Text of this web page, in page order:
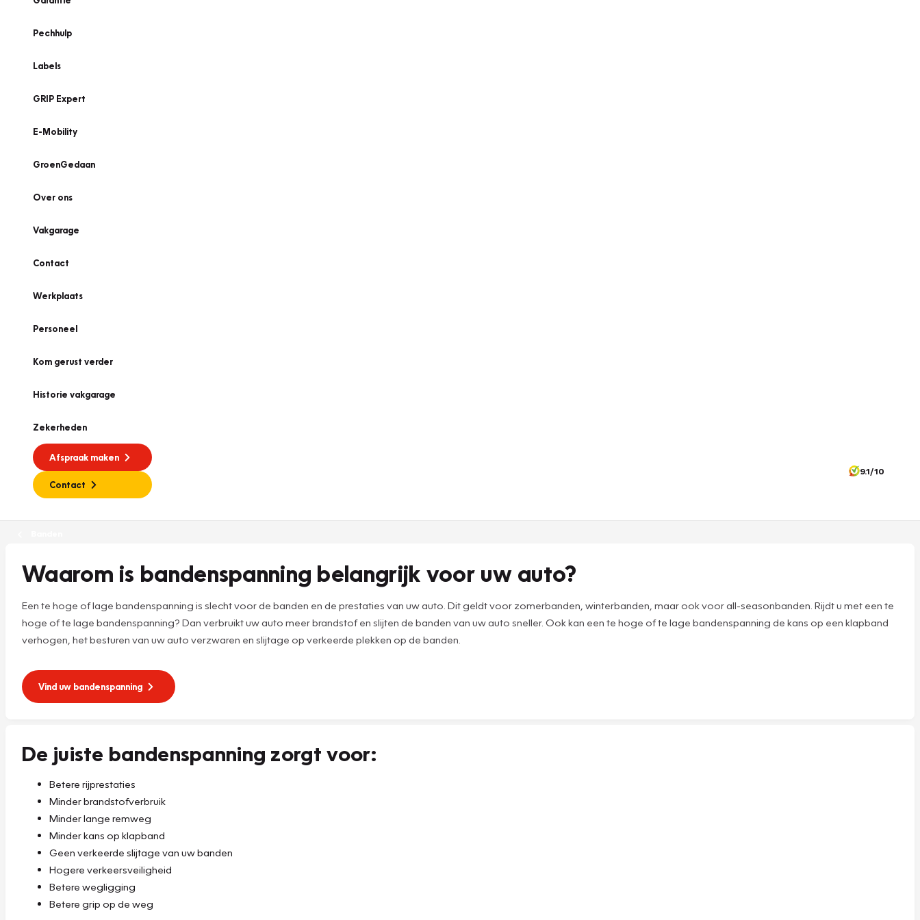
Pechhulp
Labels
GRIP Expert
E-Mobility
GroenGedaan
Over ons
Vakgarage
Contact
Werkplaats
Personeel
Kom gerust verder
Historie vakgarage
Zekerheden
Afspraak maken
Contact
9.1/10
Waarom is bandenspanning belangrijk voor uw auto?
Een te hoge of lage bandenspanning is slecht voor de banden en de prestaties van uw auto. Dit geldt voor zomerbanden, winterbanden, maar ook voor all-seasonbanden. Rijdt u met een te
hoge of te lage bandenspanning? Dan verbruikt uw auto meer brandstof en slijten de banden van uw auto sneller. Ook kan een te hoge of te lage bandenspanning de kans op een klapband
verhogen, het besturen van uw auto verzwaren en slijtage op verkeerde plekken op de banden.
Vind uw bandenspanning
De juiste bandenspanning zorgt voor:
Betere rijprestaties
Minder brandstofverbruik
Minder lange remweg
Minder kans op klapband
Geen verkeerde slijtage van uw banden
Hogere verkeersveiligheid
Betere wegligging
Betere grip op de weg